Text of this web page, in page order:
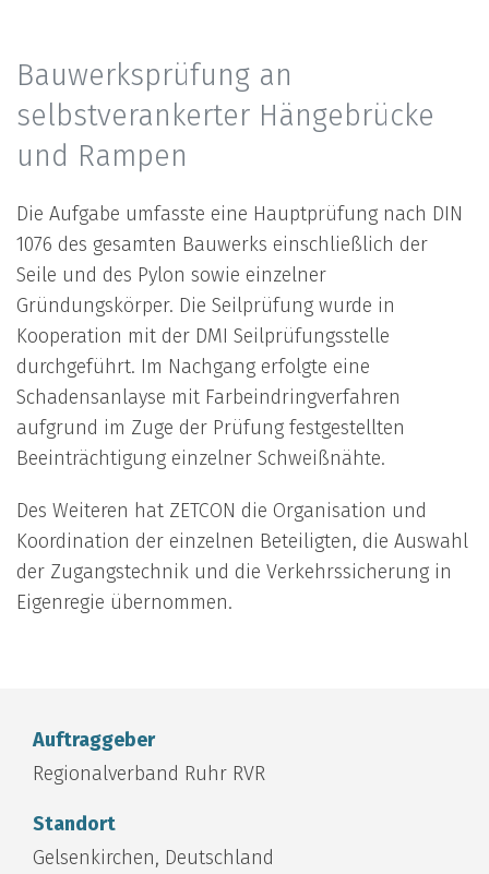
Bauwerksprüfung an
selbstverankerter Hängebrücke
und Rampen
Die Aufgabe umfasste eine Hauptprüfung nach DIN
1076 des gesamten Bauwerks einschließlich der
Seile und des Pylon sowie einzelner
Gründungskörper. Die Seilprüfung wurde in
Kooperation mit der DMI Seilprüfungsstelle
durchgeführt. Im Nachgang erfolgte eine
Schadensanlayse mit Farbeindringverfahren
aufgrund im Zuge der Prüfung festgestellten
Beeinträchtigung einzelner Schweißnähte.
Des Weiteren hat ZETCON die Organisation und
Koordination der einzelnen Beteiligten, die Auswahl
der Zugangstechnik und die Verkehrssicherung in
Eigenregie übernommen.
Auftraggeber
Regionalverband Ruhr RVR
Standort
Gelsenkirchen, Deutschland